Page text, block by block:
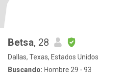
Betsa, 28
Dallas, Texas, Estados Unidos
Buscando: Hombre 29 - 93